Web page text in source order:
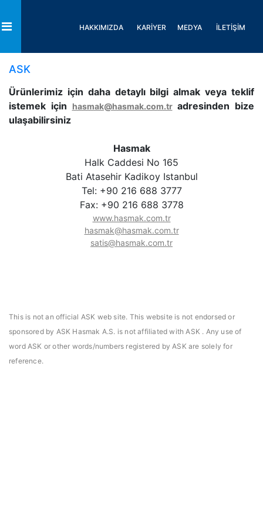
HAKKIMIZDA KARİYER MEDYA İLETİŞİM
ASK
Ürünlerimiz için daha detaylı bilgi almak veya teklif
istemek için
hasmak@hasmak.com.tradresinden bize
ulaşabilirsiniz
Hasmak
Halk Caddesi No 165
Bati Atasehir Kadikoy Istanbul
Tel: +90 216 688 3777
Fax: +90 216 688 3778
www.hasmak.com.tr
hasmak@hasmak.com.tr
satis@hasmak.com.tr
This is not an official ASK web site. This website is not endorsed or
sponsored by ASK Hasmak A.S. is not affiliated with ASK . Any use of
word ASK or other words/numbers registered by ASK are solely for
reference.
Toggle